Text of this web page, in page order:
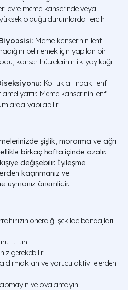
evre meme kanserinde veya
olduğu durumlarda tercih
Meme kanserinin lenf
belirlemek için yapılan bir
kanser hücrelerinin ilk yayıldığı
Koltuk altındaki lenf
ameliyattır. Meme kanserinin lenf
yapılabilir.
şişlik, morarma ve ağrı
birkaç hafta içinde azalır.
değişebilir. İyileşme
kaçınmanız ve
uymanız önemlidir.
önerdiği şekilde bandajları
tutun.
gerekebilir.
ve yorucu aktivitelerden
ve ovalamayın.